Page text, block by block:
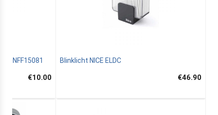
NFF15081
€10.00
Blinklicht NICE ELDC
€46.90